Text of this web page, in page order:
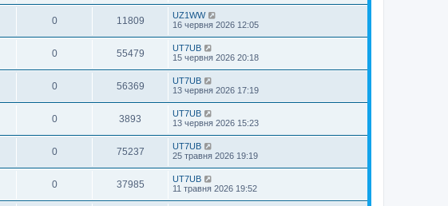
0 11809
UZ1WW
16 червня 2026 12:05
0 55479
UT7UB
15 червня 2026 20:18
0 56369
UT7UB
13 червня 2026 17:19
0 3893
UT7UB
13 червня 2026 15:23
0 75237
UT7UB
25 травня 2026 19:19
0 37985
UT7UB
11 травня 2026 19:52